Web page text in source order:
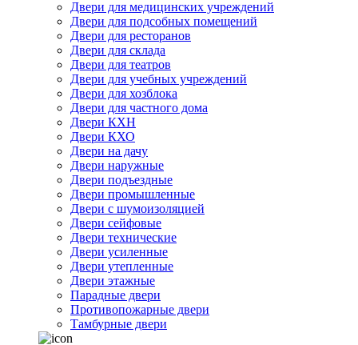
Двери для медицинских учреждений
Двери для подсобных помещений
Двери для ресторанов
Двери для склада
Двери для театров
Двери для учебных учреждений
Двери для хозблока
Двери для частного дома
Двери КХН
Двери КХО
Двери на дачу
Двери наружные
Двери подъездные
Двери промышленные
Двери с шумоизоляцией
Двери сейфовые
Двери технические
Двери усиленные
Двери утепленные
Двери этажные
Парадные двери
Противопожарные двери
Тамбурные двери